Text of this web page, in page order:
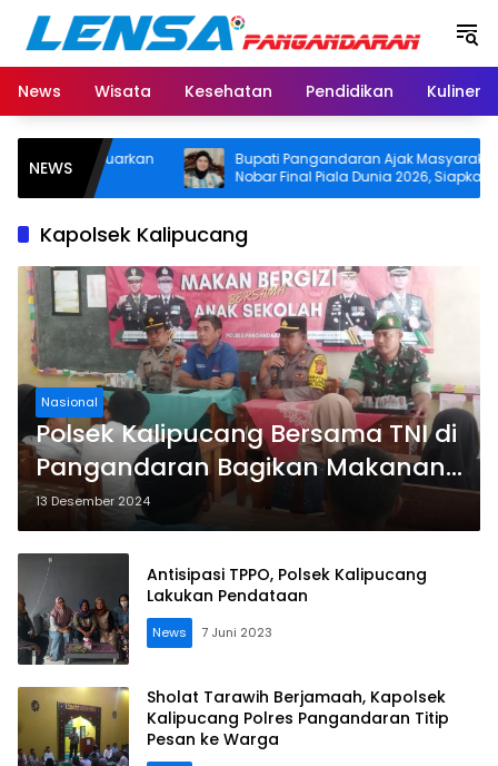
Langsung
konten
News
Wisata Kesehatan Pendidikan Kuliner
NEWS
Keluarkan
Bupati Pangandaran Ajak Masyarakat
Nobar Final Piala Dunia 2026, Siapkan
Door Prize
Kapolsek Kalipucang
Nasional
Polsek Kalipucang Bersama TNI di
Pangandaran Bagikan Makanan
Bergizi untuk Siswa Siswi SD
13 Desember 2024
Antisipasi TPPO, Polsek Kalipucang
Lakukan Pendataan
News 7 Juni 2023
Sholat Tarawih Berjamaah, Kapolsek
Kalipucang Polres Pangandaran Titip
Pesan ke Warga